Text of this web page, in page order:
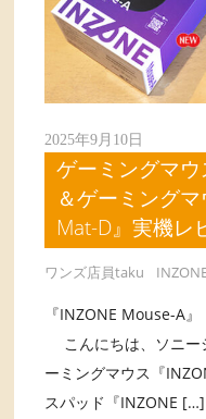
2025年9月10日
ゲーミングマウ
＆ゲーミング
Mat-D』実機レ
ワンズ店員taku
『INZONE Mouse-A
こんにちは、ソニー
ーミングマウス『
スパッド『INZONE […]